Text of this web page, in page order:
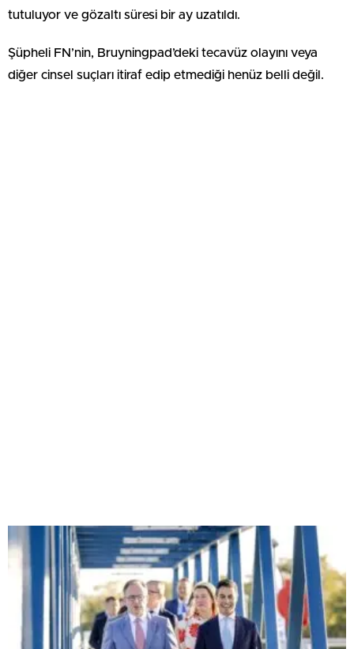
tutuluyor ve gözaltı süresi bir ay uzatıldı.
Şüpheli FN’nin, Bruyningpad’deki tecavüz olayını veya
diğer cinsel suçları itiraf edip etmediği henüz belli değil.